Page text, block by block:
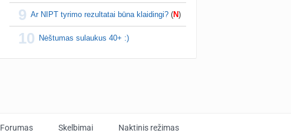
9 Ar NIPT tyrimo rezultatai būna klaidingi? (N)
10 Nėštumas sulaukus 40+ :)
Forumas Skelbimai Naktinis režimas